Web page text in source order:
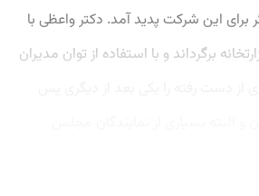
این شرکت پدید آمد. دکتر واعظی با
اقتدار دهه‌های 60 و 70 را به وزارتخانه برگرداند و با استفاده از توان مدیران